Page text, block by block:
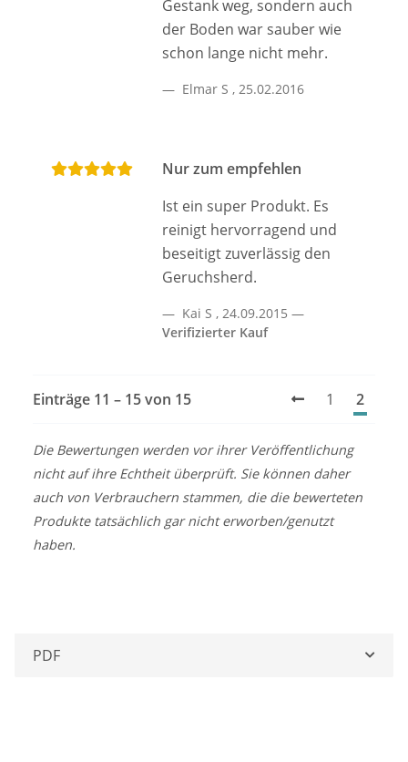
Gestank weg, sondern auch
der Boden war sauber wie
schon lange nicht mehr.
Elmar S , 25.02.2016
Nur zum empfehlen
Ist ein super Produkt. Es
reinigt hervorragend und
beseitigt zuverlässig den
Geruchsherd.
Kai S , 24.09.2015
Verifizierter Kauf
Einträge 11 – 15 von 15 1 2
Die Bewertungen werden vor ihrer Veröffentlichung
nicht auf ihre Echtheit überprüft. Sie können daher
auch von Verbrauchern stammen, die die bewerteten
Produkte tatsächlich gar nicht erworben/genutzt
haben.
PDF